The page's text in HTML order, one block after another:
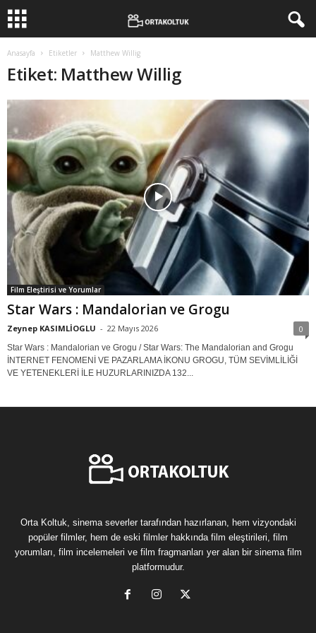
Anasayfa Etiketler Matthew Willig
Etiket: Matthew Willig
Film Eleştirisi ve Yorumlar
Star Wars : Mandalorian ve Grogu
Zeynep KASIMLİOGLU - 22 Mayıs 2026 0
Star Wars : Mandalorian ve Grogu / Star Wars: The Mandalorian and Grogu
İNTERNET FENOMENİ VE PAZARLAMA İKONU GROGU, TÜM SEVİMLİLİĞİ
VE YETENEKLERİ İLE HUZURLARINIZDA 132...
Orta Koltuk, sinema severler tarafından hazırlanan, hem vizyondaki
popüler filmler, hem de eski filmler hakkında film eleştirileri, film
yorumları, film incelemeleri ve film fragmanları yer alan bir sinema film
platformudur.